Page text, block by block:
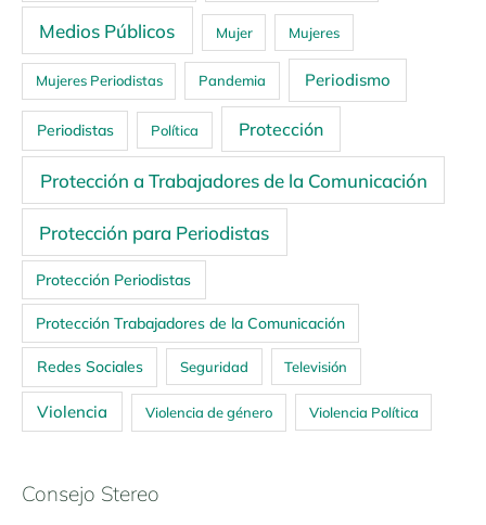
Medios Públicos Mujer Mujeres
Mujeres Periodistas Pandemia Periodismo
Periodistas Política Protección
Protección a Trabajadores de la Comunicación
Protección para Periodistas
Protección Periodistas
Protección Trabajadores de la Comunicación
Redes Sociales Seguridad Televisión
Violencia Violencia de género Violencia Política
Consejo Stereo